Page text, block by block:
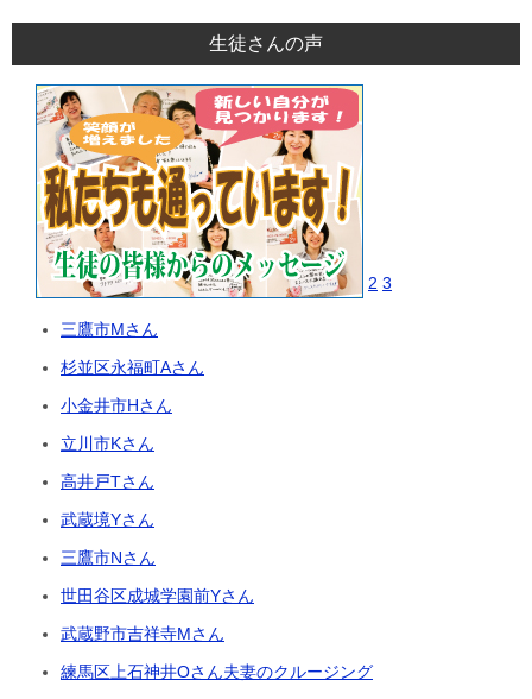
生徒さんの声
2 3
三鷹市Mさん
杉並区永福町Aさん
小金井市Hさん
立川市Kさん
高井戸Tさん
武蔵境Yさん
三鷹市Nさん
世田谷区成城学園前Yさん
武蔵野市吉祥寺Mさん
練馬区上石神井Oさん夫妻のクルージング